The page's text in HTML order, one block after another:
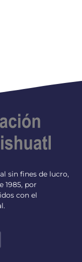
sin fines de lucro,
1985, por
con el